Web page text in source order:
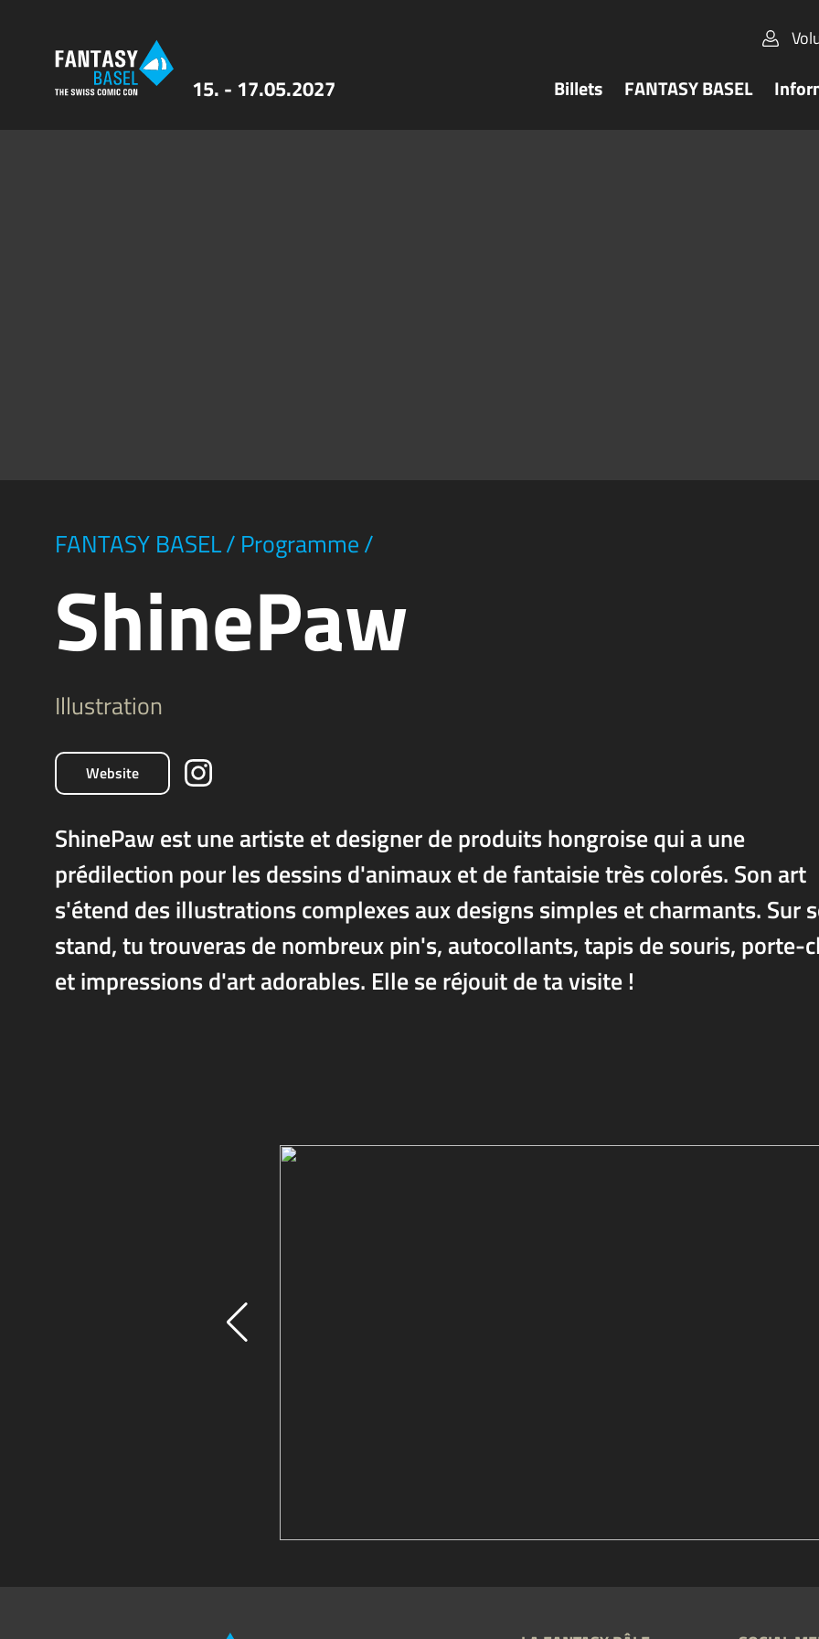
15. - 17.05.2027 Billets FANTASY BASEL
FANTASY BASEL/ Programme/
ShinePaw
Illustration
Website
ShinePaw est une artiste et designer de produits hongroise qui a une
prédilection pour les dessins d'animaux et de fantaisie très colorés. Son art
s'étend des illustrations complexes aux designs simples et charmants. Sur
stand, tu trouveras de nombreux pin's, autocollants, tapis de souris, porte-
et impressions d'art adorables. Elle se réjouit de ta visite !